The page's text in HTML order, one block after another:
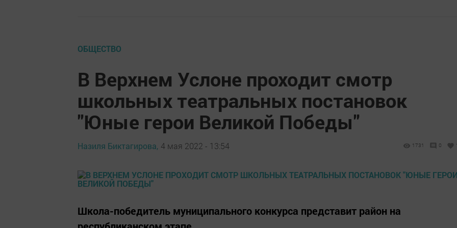
ОБЩЕСТВО
В Верхнем Услоне проходит смотр
школьных театральных постановок
"Юные герои Великой Победы"
Назиля Биктагирова, 4 мая 2022 - 13:54 1731 0
Школа-победитель муниципального конкурса представит район на